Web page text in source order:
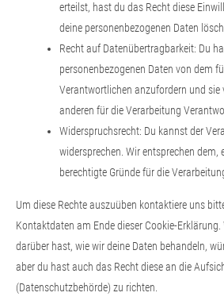
erteilst, hast du das Recht diese
deine personenbezogenen Daten
Recht auf Datenübertragbarkeit: Du
personenbezogenen Daten von dem
Verantwortlichen anzufordern und sie
anderen für die Verarbeitung
Widerspruchsrecht: Du kannst der
widersprechen. Wir entsprechen dem,
berechtigte Gründe für die
Um diese Rechte auszuüben kontaktiere uns
Kontaktdaten am Ende dieser Cookie-Erklärung.
darüber hast, wie wir deine Daten behandeln,
aber du hast auch das Recht diese an die
(Datenschutzbehörde) zu richten.